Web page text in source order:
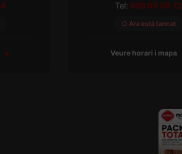
Tel: 938 05 50 72
○ Ara està tancat
Veure horari i mapa